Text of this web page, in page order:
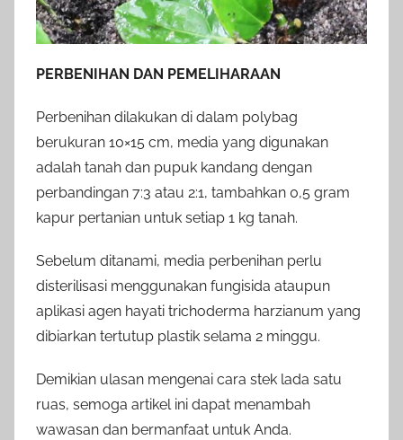
PERBENIHAN DAN PEMELIHARAAN
Perbenihan dilakukan di dalam polybag
berukuran 10×15 cm, media yang digunakan
adalah tanah dan pupuk kandang dengan
perbandingan 7:3 atau 2:1, tambahkan 0,5 gram
kapur pertanian untuk setiap 1 kg tanah.
Sebelum ditanami, media perbenihan perlu
disterilisasi menggunakan fungisida ataupun
aplikasi agen hayati trichoderma harzianum yang
dibiarkan tertutup plastik selama 2 minggu.
Demikian ulasan mengenai cara stek lada satu
ruas, semoga artikel ini dapat menambah
wawasan dan bermanfaat untuk Anda.